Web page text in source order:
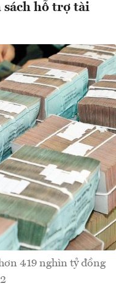
sách hỗ trợ tài
419 nghìn tỷ đồng